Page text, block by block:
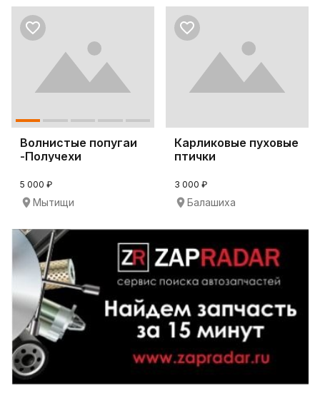
Волнистые попугаи
-Получехи
5 000 ₽
Мытищи
Карликовые пуховые
птички
3 000 ₽
Балашиха